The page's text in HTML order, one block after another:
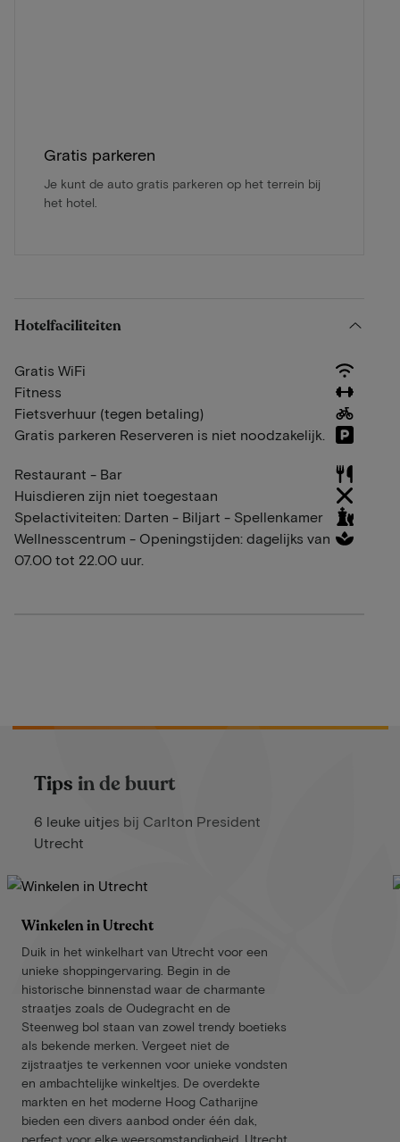
Gratis parkeren
Je kunt de auto gratis parkeren op het terrein bij
het hotel.
Hotelfaciliteiten
Gratis WiFi
Fitness
Fietsverhuur (tegen betaling)
Gratis parkeren Reserveren is niet noodzakelijk.
Restaurant - Bar
Huisdieren zijn niet toegestaan
Spelactiviteiten: Darten - Biljart - Spellenkamer
Wellnesscentrum - Openingstijden: dagelijks van
07.00 tot 22.00 uur.
Tips in de buurt
6 leuke uitjes bij Carlton President
Utrecht
Winkelen in Utrecht
Duik in het winkelhart van Utrecht voor een
unieke shoppingervaring. Begin in de
historische binnenstad waar de charmante
straatjes zoals de Oudegracht en de
Steenweg bol staan van zowel trendy boetieks
als bekende merken. Vergeet niet de
zijstraatjes te verkennen voor unieke vondsten
en ambachtelijke winkeltjes. De overdekte
markten en het moderne Hoog Catharijne
bieden een divers aanbod onder één dak,